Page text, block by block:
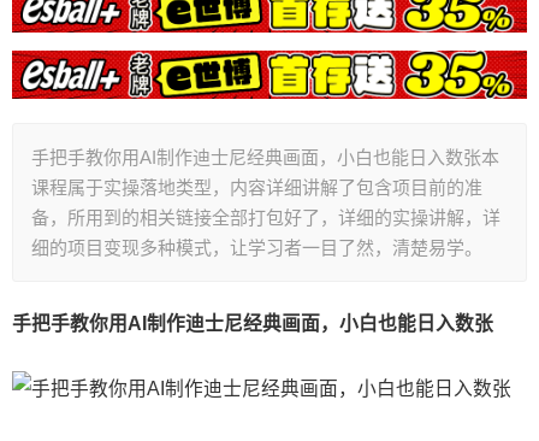
手把手教你用AI制作迪士尼经典画面，小白也能日入数张本
课程属于实操落地类型，内容详细讲解了包含项目前的准
备，所用到的相关链接全部打包好了，详细的实操讲解，详
细的项目变现多种模式，让学习者一目了然，清楚易学。
手把手教你用AI制作迪士尼经典画面，小白也能日入数张